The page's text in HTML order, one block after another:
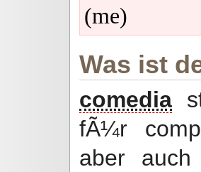
(me)
Was ist
comedia
fÃ¼r
aber